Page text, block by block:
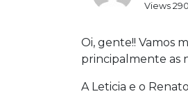
Views
Oi, gente!! Vamos
principalmente as
A Leticia e o